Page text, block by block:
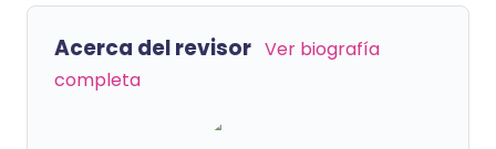
Acerca del revisor Ver biografía
completa